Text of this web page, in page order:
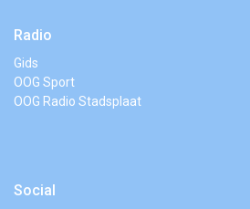
Radio
Gids
OOG Sport
OOG Radio Stadsplaat
Social